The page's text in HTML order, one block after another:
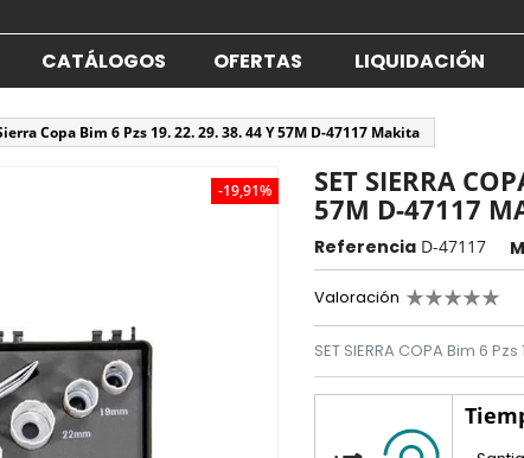
CATÁLOGOS OFERTAS LIQUIDACIÓN
Copa Bim 6 Pzs 19. 22. 29. 38. 44 Y 57M D-47117 Makita
-19,91%
SET SIERRA
57M D-47117
Referencia D-47117
Valoración
SET SIERRA COPA Bim 6